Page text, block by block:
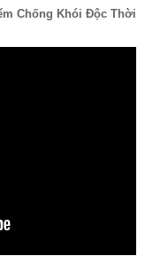
Chống Khói Độc Thời